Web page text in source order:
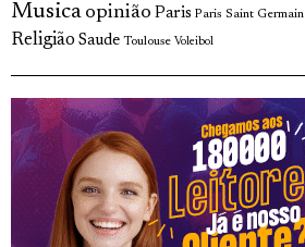
Musica opinião Paris Paris Saint Germain
Religião Saude Toulouse Voleibol